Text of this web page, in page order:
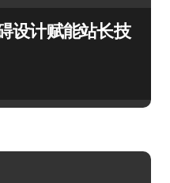
设计赋能站长技